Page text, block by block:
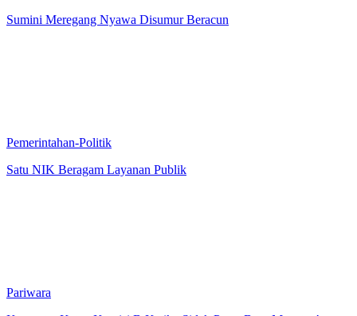
Sumini Meregang Nyawa Disumur Beracun
Pemerintahan-Politik
Satu NIK Beragam Layanan Publik
Pariwara